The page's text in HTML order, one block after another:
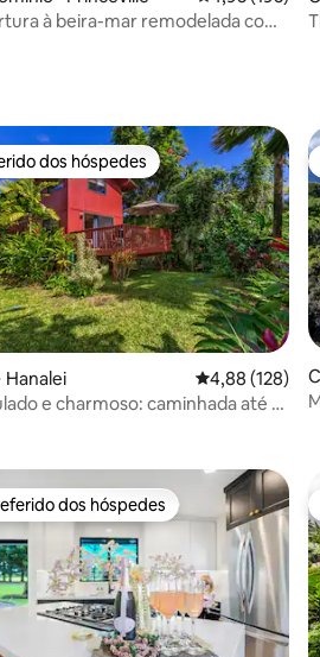
à beira-mar remodelada com
dos hóspedes
dos hóspedes
Hanalei 4,88 de uma
4,88 (128)
e charmoso: caminhada até a
os melhores preferidos dos hóspedes
dos hóspedes